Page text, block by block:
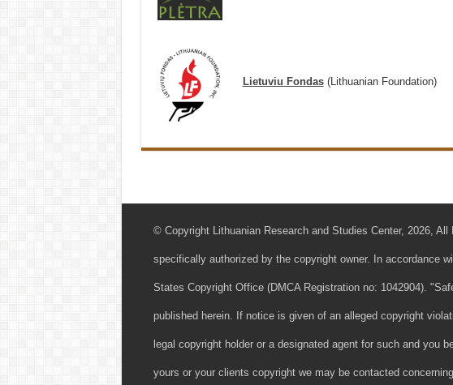
Lietuviu Fondas(Lithuanian Foundation)
© Copyright Lithuanian Research and Studies Center, 2026,
specifically authorized by the copyright owner. In accordance
States Copyright Office (DMCA Registration no: 1042904).
published herein. If notice is given of an alleged copyright
legal copyright holder or a designated agent for such and you
yours or your clients copyright we may be contacted